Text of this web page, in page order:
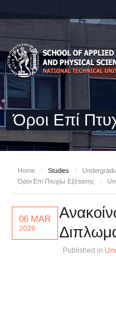
Όροι Επί
Home / Studies /
Όροι Επί Πτυχίω Εξέτασης
/
06 MAR
2026
Published in